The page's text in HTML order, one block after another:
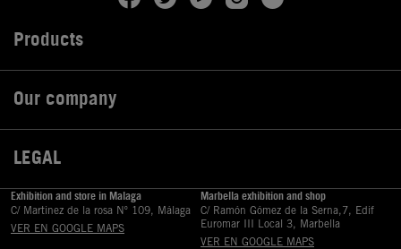
Products
Our company
LEGAL
Exhibition and store in Malaga
C/ Martinez de la rosa Nº 109, Málaga
VER EN GOOGLE MAPS
Marbella exhibition and shop
C/ Ramón Gómez de la Serna,7, Edif
Euromar III Local 3, Marbella
VER EN GOOGLE MAPS